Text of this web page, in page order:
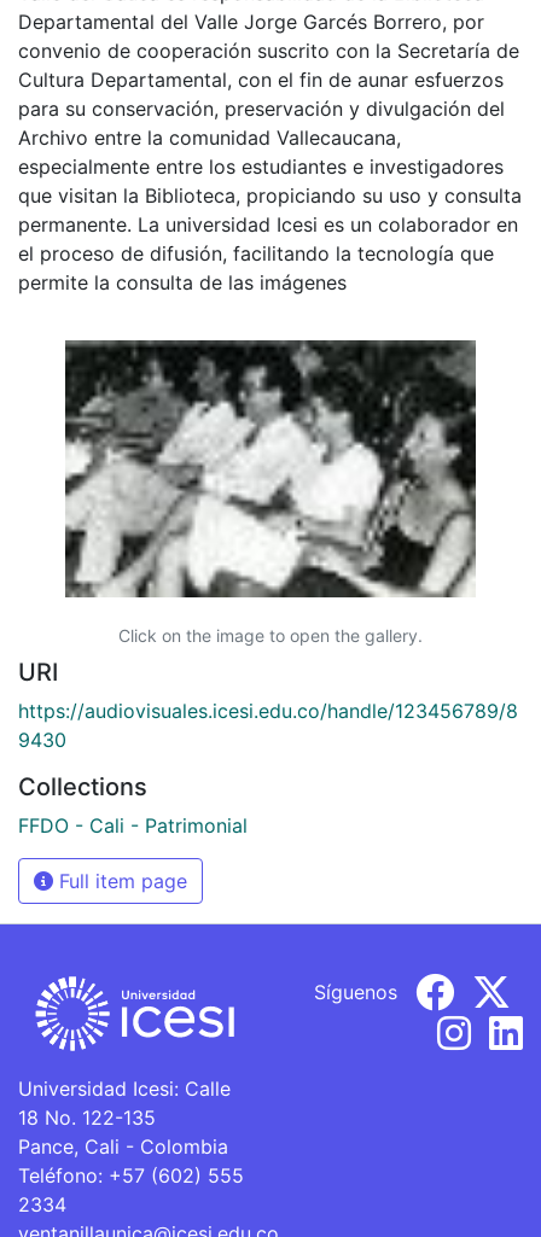
Departamental del Valle Jorge Garcés Borrero, por
convenio de cooperación suscrito con la Secretaría de
Cultura Departamental, con el fin de aunar esfuerzos
para su conservación, preservación y divulgación del
Archivo entre la comunidad Vallecaucana,
especialmente entre los estudiantes e investigadores
que visitan la Biblioteca, propiciando su uso y consulta
permanente. La universidad Icesi es un colaborador en
el proceso de difusión, facilitando la tecnología que
permite la consulta de las imágenes
Click on the image to open the gallery.
URI
https://audiovisuales.icesi.edu.co/handle/123456789/8
9430
Collections
FFDO - Cali - Patrimonial
Full item page
Universidad Icesi: Calle
18 No. 122-135
Pance, Cali - Colombia
Teléfono: +57 (602) 555
2334
Síguenos